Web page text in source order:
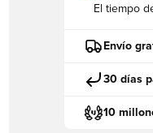
El tiempo
Envío
30 días
10